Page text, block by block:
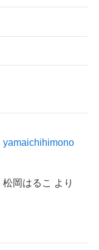
yamaichihimono
松岡はるこ より